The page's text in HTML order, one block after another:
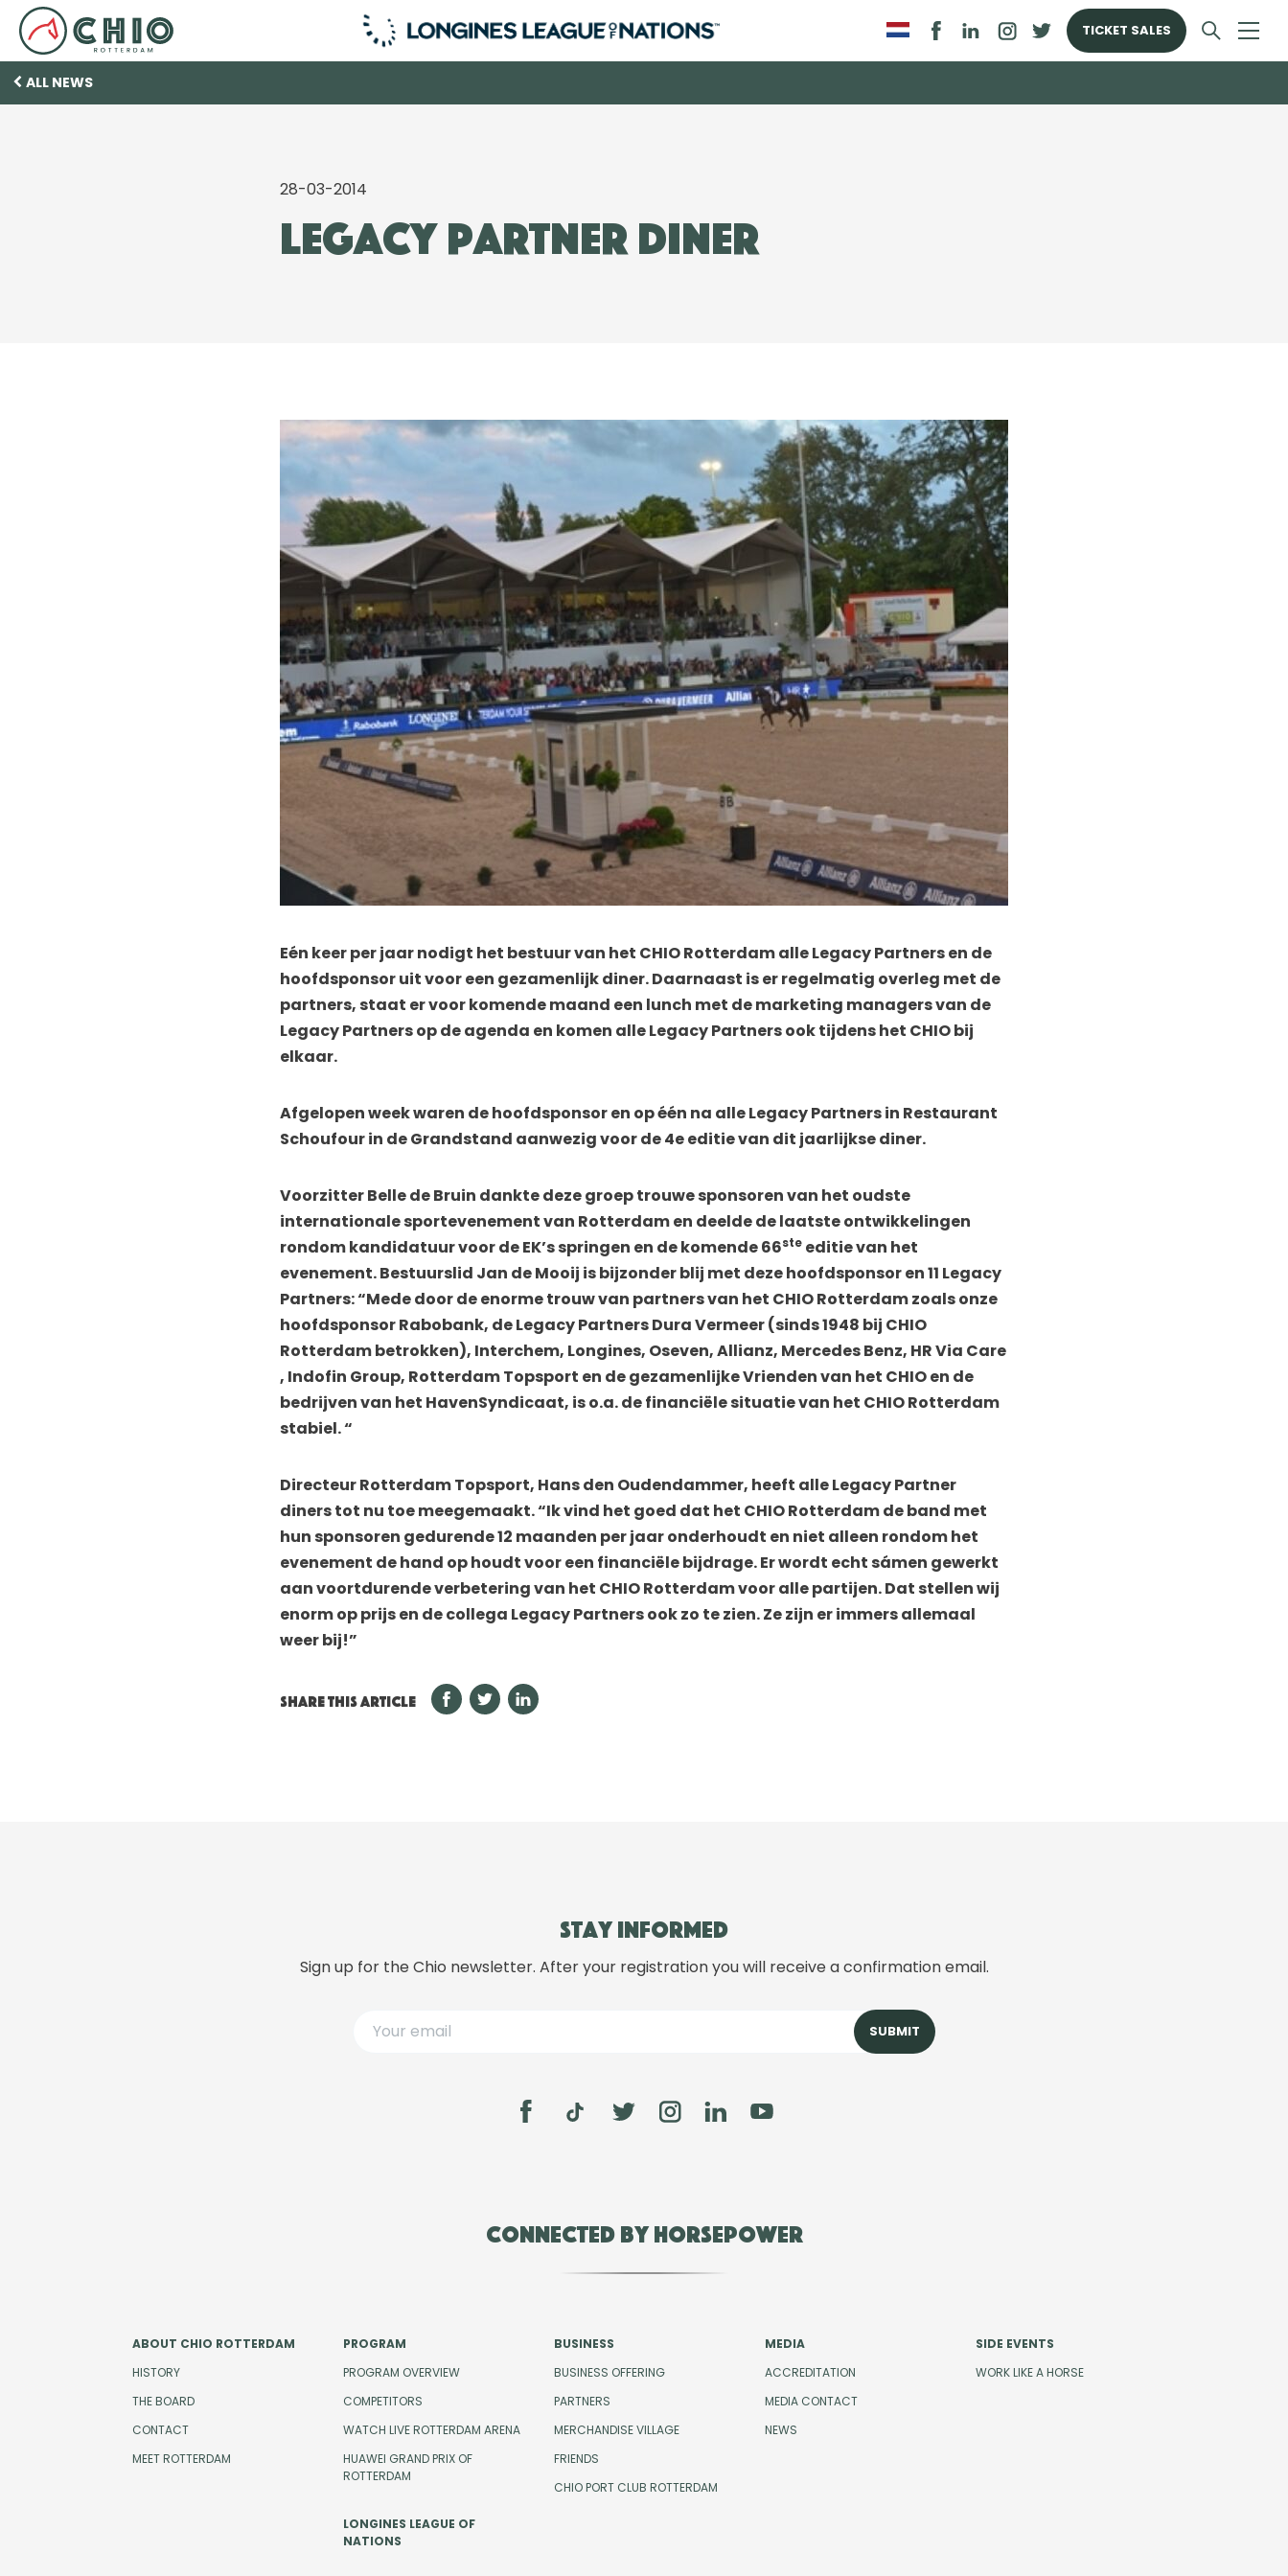
TICKET SALES
ALL NEWS
28-03-2014
Legacy Partner diner
Eén keer per jaar nodigt het bestuur van het CHIO Rotterdam alle Legacy Partners en de
hoofdsponsor uit voor een gezamenlijk diner. Daarnaast is er regelmatig overleg met de
partners, staat er voor komende maand een lunch met de marketing managers van de
Legacy Partners op de agenda en komen alle Legacy Partners ook tijdens het CHIO bij
elkaar.
Afgelopen week waren de hoofdsponsor en op één na alle Legacy Partners in Restaurant
Schoufour in de Grandstand aanwezig voor de 4e editie van dit jaarlijkse diner.
Voorzitter Belle de Bruin dankte deze groep trouwe sponsoren van het oudste
internationale sportevenement van Rotterdam en deelde de laatste ontwikkelingen
rondom kandidatuur voor de EK’s springen en de komende 66ste editie van het
evenement. Bestuurslid Jan de Mooij is bijzonder blij met deze hoofdsponsor en 11 Legacy
Partners: “Mede door de enorme trouw van partners van het CHIO Rotterdam zoals onze
hoofdsponsor Rabobank, de Legacy Partners Dura Vermeer (sinds 1948 bij CHIO
Rotterdam betrokken), Interchem, Longines, Oseven, Allianz, Mercedes Benz, HR Via Care
, Indofin Group, Rotterdam Topsport en de gezamenlijke Vrienden van het CHIO en de
bedrijven van het HavenSyndicaat, is o.a. de financiële situatie van het CHIO Rotterdam
stabiel. “
Directeur Rotterdam Topsport, Hans den Oudendammer, heeft alle Legacy Partner
diners tot nu toe meegemaakt. “Ik vind het goed dat het CHIO Rotterdam de band met
hun sponsoren gedurende 12 maanden per jaar onderhoudt en niet alleen rondom het
evenement de hand op houdt voor een financiële bijdrage. Er wordt echt sámen gewerkt
aan voortdurende verbetering van het CHIO Rotterdam voor alle partijen. Dat stellen wij
enorm op prijs en de collega Legacy Partners ook zo te zien. Ze zijn er immers allemaal
weer bij!”
SHARE THIS ARTICLE
Stay informed
Sign up for the Chio newsletter. After your registration you will receive a confirmation email.
Connected by Horsepower
ABOUT CHIO ROTTERDAM
HISTORY
THE BOARD
CONTACT
MEET ROTTERDAM
PROGRAM
PROGRAM OVERVIEW
COMPETITORS
WATCH LIVE ROTTERDAM ARENA
HUAWEI GRAND PRIX OF
ROTTERDAM
LONGINES LEAGUE OF
NATIONS
BUSINESS
BUSINESS OFFERING
PARTNERS
MERCHANDISE VILLAGE
FRIENDS
CHIO PORT CLUB ROTTERDAM
MEDIA
ACCREDITATION
MEDIA CONTACT
NEWS
SIDE EVENTS
WORK LIKE A HORSE